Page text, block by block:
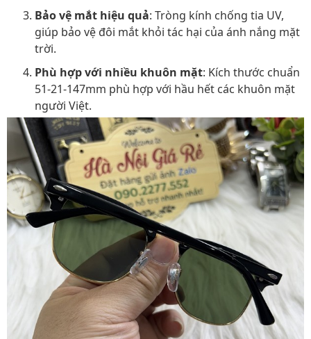
Bảo vệ mắt hiệu quả: Tròng kính chống tia UV,
giúp bảo vệ đôi mắt khỏi tác hại của ánh nắng mặt
trời.
Phù hợp với nhiều khuôn mặt: Kích thước chuẩn
51-21-147mm phù hợp với hầu hết các khuôn mặt
người Việt.